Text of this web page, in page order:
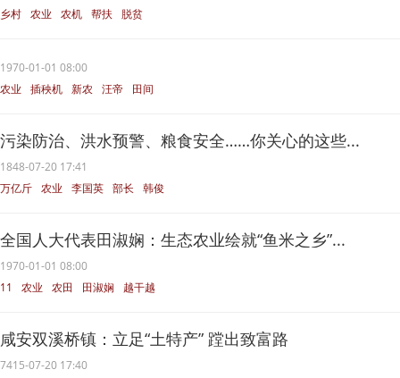
乡村 农业 农机 帮扶 脱贫
1970-01-01 08:00
农业
插秧机 新农 汪帝 田间
污染防治、洪水预警、粮食安全……你关心的这些...
1848-07-20 17:41
万亿斤 农业 李国英 部长 韩俊
全国人大代表田淑娴：生态农业绘就“鱼米之乡”...
1970-01-01 08:00
11
农业 农田 田淑娴 越干越
咸安双溪桥镇：立足“土特产” 蹚出致富路
7415-07-20 17:40